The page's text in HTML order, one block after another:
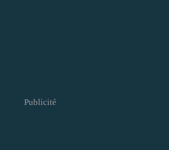
Publicité